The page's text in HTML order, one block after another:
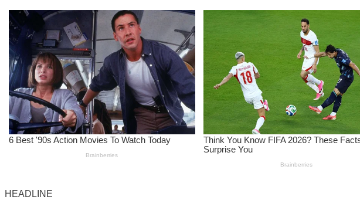
HEADLINE